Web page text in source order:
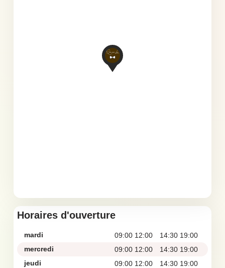
Horaires d'ouverture
mardi 09:00 12:00
14:30 19:00
mercredi
09:00 12:00
14:30 19:00
jeudi
09:00 12:00
14:30 19:00